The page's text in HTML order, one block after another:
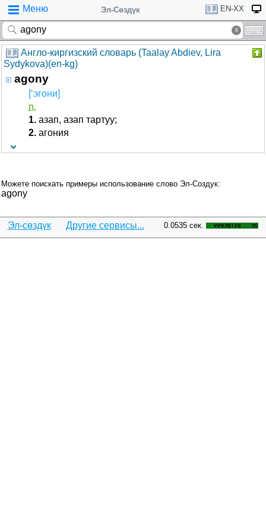
Меню Эл-Сөздүк EN-XX
Англо-киргизский словарь (Taalay Abdiev, Lira
Sydykova)(en-kg)
agony
[‘эгони]
n.
1. азап, азап тартуу;
2. агония
Можете поискать примеры использование слово Эл-Создук:
agony
Эл-сөздүк Другие сервисы... 0.0535 сек.